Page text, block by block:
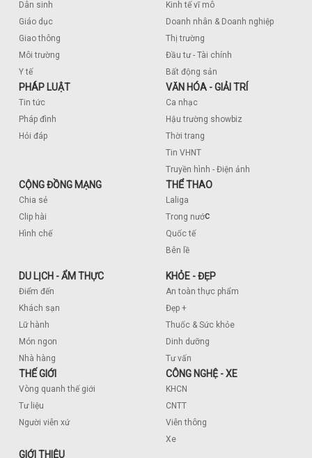
Dân sinh
Giáo dục
Giao thông
Môi trường
Y tế
Kinh tế vĩ mô
Doanh nhân & Doanh nghiệp
Thị trường
Đầu tư - Tài chính
Bất động sản
PHÁP LUẬT
Tin tức
Pháp đình
Hỏi đáp
VĂN HÓA - GIẢI TRÍ
Ca nhạc
Hậu trường showbiz
Thời trang
Tin VHNT
Truyền hình - Điện ảnh
CỘNG ĐỒNG MẠNG
Chia sẻ
Clip hài
Hình chế
THỂ THAO
Laliga
Trong nước
Quốc tế
Bên lề
DU LỊCH - ẨM THỰC
Điểm đến
Khách sạn
Lữ hành
Món ngon
Nhà hàng
KHỎE - ĐẸP
An toàn thực phẩm
Đẹp +
Thuốc & Sức khỏe
Dinh dưỡng
Tư vấn
THẾ GIỚI
Vòng quanh thế giới
Tư liệu
Người viễn xứ
CÔNG NGHỆ - XE
KHCN
CNTT
Viễn thông
Xe
GIỚI THIỆU